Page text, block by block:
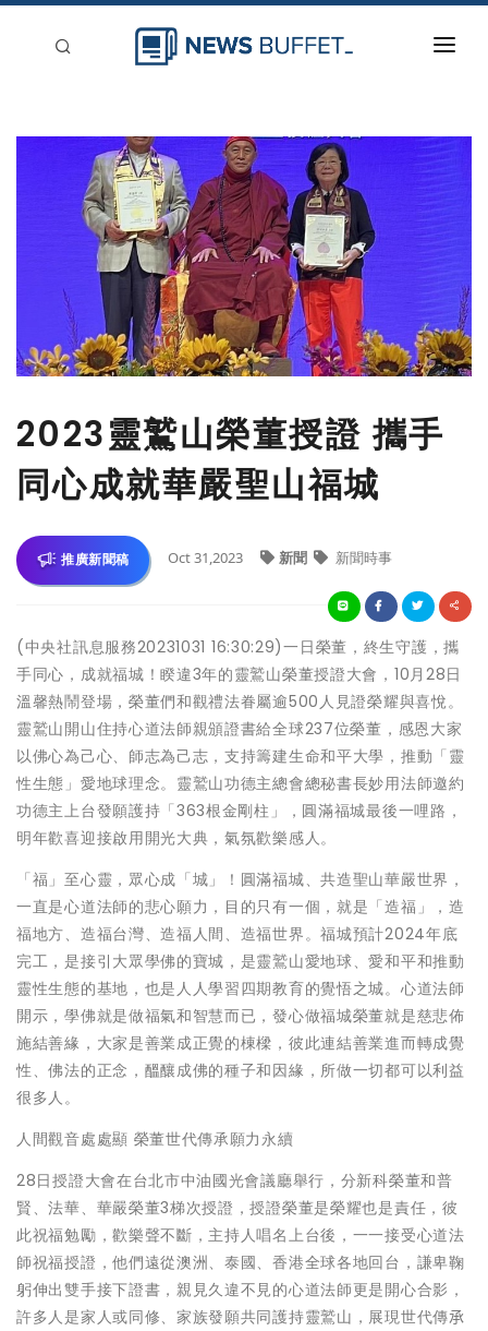
新聞稿分類
登入
刊登
2023靈鷲山榮董授證 攜手
同心成就華嚴聖山福城
推廣新聞稿 Oct 31,2023 新聞 新聞時事
(中央社訊息服務20231031 16:30:29)一日榮董，終生守護，攜
手同心，成就福城！睽違3年的靈鷲山榮董授證大會，10月28日
溫馨熱鬧登場，榮董們和觀禮法眷屬逾500人見證榮耀與喜悅。
靈鷲山開山住持心道法師親頒證書給全球237位榮董，感恩大家
以佛心為己心、師志為己志，支持籌建生命和平大學，推動「靈
性生態」愛地球理念。靈鷲山功德主總會總秘書長妙用法師邀約
功德主上台發願護持「363根金剛柱」，圓滿福城最後一哩路，
明年歡喜迎接啟用開光大典，氣氛歡樂感人。
「福」至心靈，眾心成「城」！圓滿福城、共造聖山華嚴世界，
一直是心道法師的悲心願力，目的只有一個，就是「造福」，造
福地方、造福台灣、造福人間、造福世界。福城預計2024年底
完工，是接引大眾學佛的寶城，是靈鷲山愛地球、愛和平和推動
靈性生態的基地，也是人人學習四期教育的覺悟之城。心道法師
開示，學佛就是做福氣和智慧而已，發心做福城榮董就是慈悲佈
施結善緣，大家是善業成正覺的棟樑，彼此連結善業進而轉成覺
性、佛法的正念，醞釀成佛的種子和因緣，所做一切都可以利益
很多人。
人間觀音處處顯 榮董世代傳承願力永續
28日授證大會在台北市中油國光會議廳舉行，分新科榮董和普
賢、法華、華嚴榮董3梯次授證，授證榮董是榮耀也是責任，彼
此祝福勉勵，歡樂聲不斷，主持人唱名上台後，一一接受心道法
師祝福授證，他們遠從澳洲、泰國、香港全球各地回台，謙卑鞠
躬伸出雙手接下證書，親見久違不見的心道法師更是開心合影，
許多人是家人或同修、家族發願共同護持靈鷲山，展現世代傳𠄘